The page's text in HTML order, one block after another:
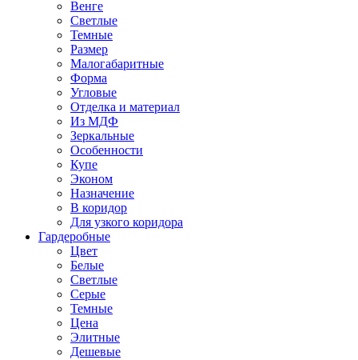
Венге
Светлые
Темные
Размер
Малогабаритные
Форма
Угловые
Отделка и материал
Из МДФ
Зеркальные
Особенности
Купе
Эконом
Назначение
В коридор
Для узкого коридора
Гардеробные
Цвет
Белые
Светлые
Серые
Темные
Цена
Элитные
Дешевые